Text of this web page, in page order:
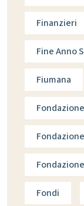
Finanzieri
Fine Anno
Fiumana
Fondazione
Fondi